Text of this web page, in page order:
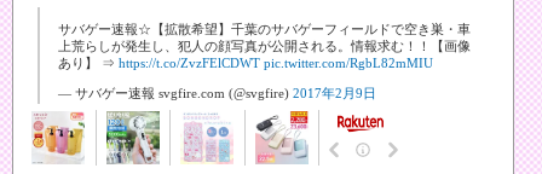
サバゲー速報☆【拡散希望】千葉のサバゲーフィールドで空き巣・車
上荒らしが発生し、犯人の顔写真が公開される。情報求む！！【画像
あり】 ⇒ https://t.co/ZvzFElCDWT pic.twitter.com/RgbL82mMIU
— サバゲー速報 svgfire.com (@svgfire) 2017年2月9日